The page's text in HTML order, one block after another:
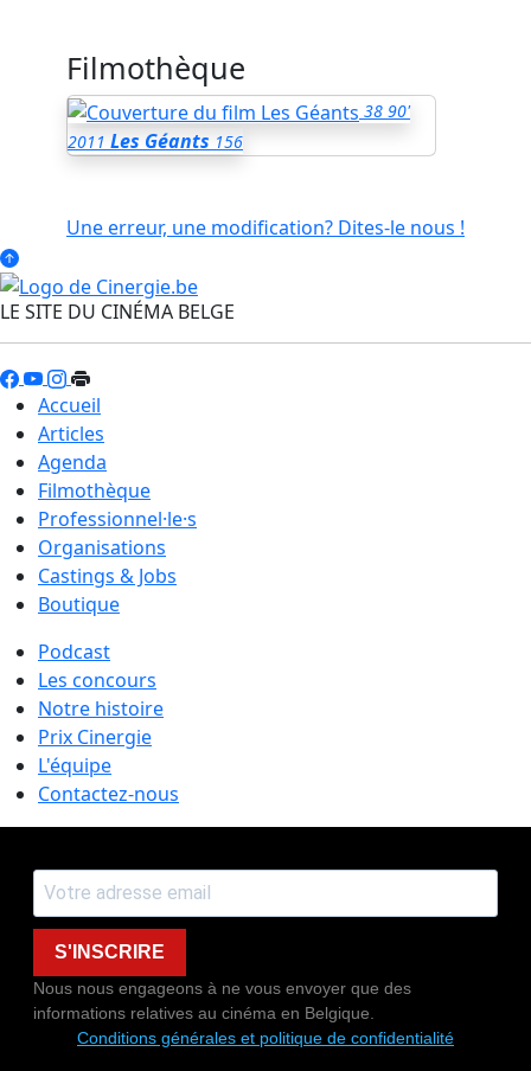
Filmothèque
38 90'
2011 Les Géants 156
Une erreur, une modification? Dites-le nous !
LE SITE DU CINÉMA BELGE
Accueil
Articles
Agenda
Filmothèque
Professionnel·le·s
Organisations
Castings & Jobs
Boutique
Podcast
Les concours
Notre histoire
Prix Cinergie
L'équipe
Contactez-nous
S'INSCRIRE
Nous nous engageons à ne vous envoyer que des
informations relatives au cinéma en Belgique.
Conditions générales et politique de confidentialité